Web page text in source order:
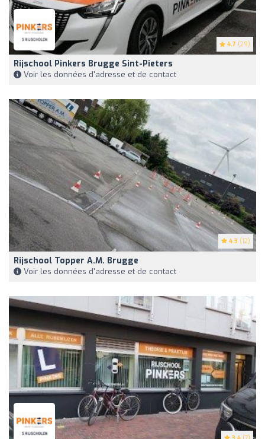
4.7 (29)
Rijschool Pinkers Brugge Sint-Pieters
Voir les données d'adresse et de contact
4.3 (12)
Rijschool Topper A.M. Brugge
Voir les données d'adresse et de contact